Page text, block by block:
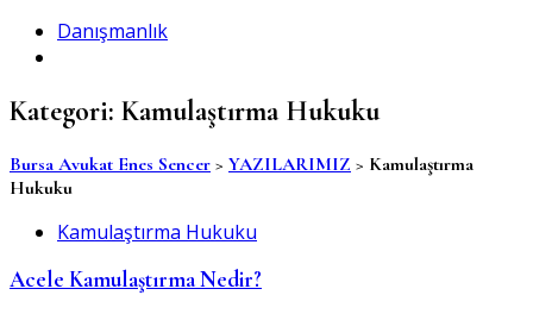
Danışmanlık
Kategori: Kamulaştırma Hukuku
Bursa Avukat Enes Sencer > YAZILARIMIZ > Kamulaştırma
Hukuku
Kamulaştırma Hukuku
Acele Kamulaştırma Nedir?